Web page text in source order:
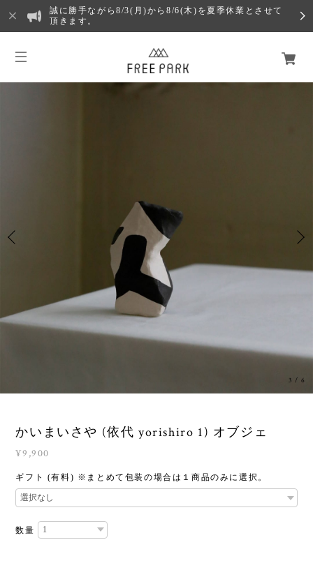
誠に勝手ながら8/3(月)から8/6(木)を夏季休業とさせて
頂きます。
3 /6
かいまいさや (依代 yorishiro 1) オブジェ
¥9,900
ギフト (有料) ※まとめて包装の場合は１商品のみに選択。
数量